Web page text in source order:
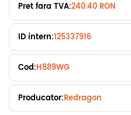
Pret fara TVA:240.40 RON
ID intern:125337916
Cod:H889WG
Producator:Redragon